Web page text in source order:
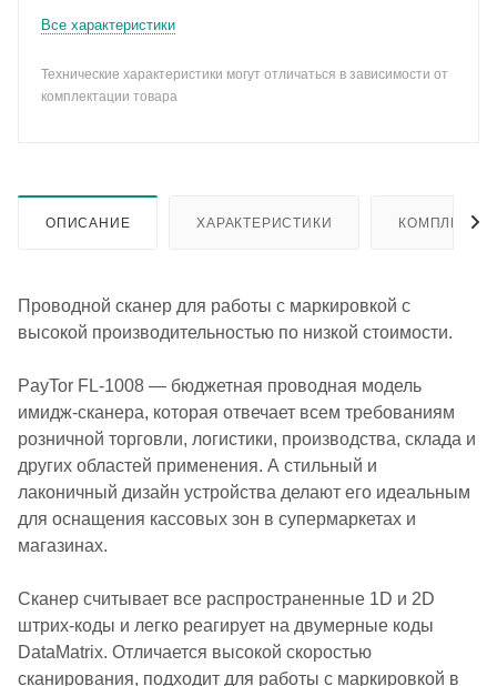
Все характеристики
Технические характеристики могут отличаться в зависимости от
комплектации товара
ОПИСАНИЕ ХАРАКТЕРИСТИКИ
Проводной сканер для работы с маркировкой с
высокой производительностью по низкой стоимости.
PayTor FL-1008 — бюджетная проводная модель
имидж-сканера, которая отвечает всем требованиям
розничной торговли, логистики, производства, склада и
других областей применения. А стильный и
лаконичный дизайн устройства делают его идеальным
для оснащения кассовых зон в супермаркетах и ​​
магазинах.
Сканер считывает все распространенные 1D и 2D
штрих-коды и легко реагирует на двумерные коды
DataMatrix. Отличается высокой скоростью
сканирования, подходит для работы с маркировкой в